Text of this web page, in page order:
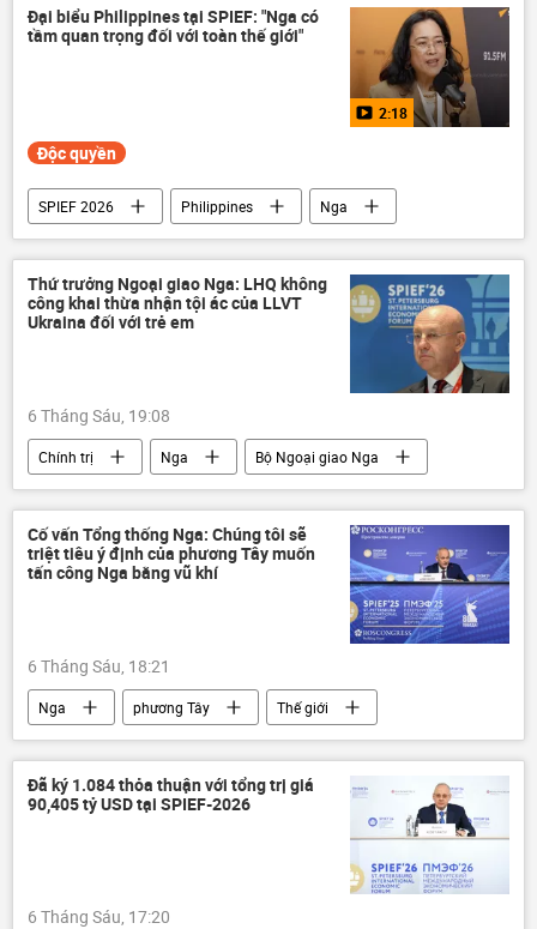
viện trợ
Đại biểu Philippines tại SPIEF: "Nga có
tầm quan trọng đối với toàn thế giới"
2:18
Độc quyền
SPIEF 2026 Philippines
Nga
Thế giới
công nghệ
Công nghiệp
BRICS
Multimedia Video
Thứ trưởng Ngoại giao Nga: LHQ không
công khai thừa nhận tội ác của LLVT
Ukraina đối với trẻ em
6 Tháng Sáu, 19:08
Chính trị Nga
Bộ Ngoại giao Nga
Kiev
Liên Hợp Quốc phương Tây
Cố vấn Tổng thống Nga: Chúng tôi sẽ
triệt tiêu ý định của phương Tây muốn
tấn công Nga bằng vũ khí
6 Tháng Sáu, 18:21
Nga phương Tây
Thế giới
SPIEF 2026
Chính trị
Đã ký 1.084 thỏa thuận với tổng trị giá
90,405 tỷ USD tại SPIEF-2026
6 Tháng Sáu, 17:20